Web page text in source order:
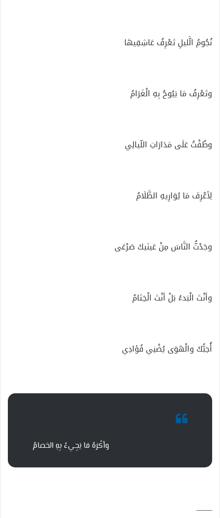
نُجُومُ الَّليلِ تَعْرِفُ عَاشِقِيهَا
وتَعْرِفُ مَا يَبُوحُ بِهِ الْغَرَامُ
وطُفْتُ عَلَى مَدَارَاتِ اللّيالِي
لِأعْرِفَ مَا يُوَارِيهِ الظَّلَامُ
وجَدْتُّ النَّاسَ مِنْ عَينَيكَ صَرْعَى
وأنْتَ الْبَدءُ بَلْ أنْتَ الْخِتَامُ
أُحِبُّكَ والْهَوَى يُضْنِي فُؤادِي
وأكْرَهُ مَا يَجِيءُ بِهِ الخصامُ
——